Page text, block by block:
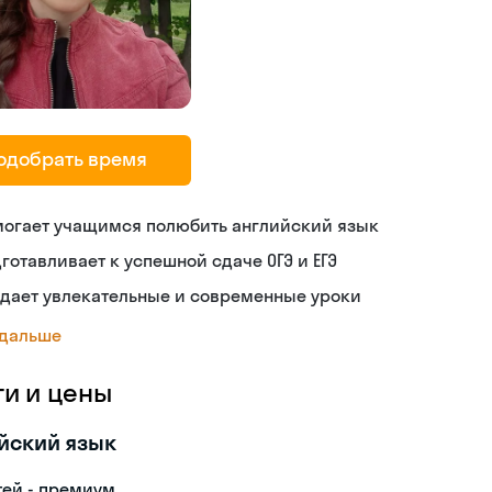
время
учащимся полюбить английский язык
к успешной сдаче ОГЭ и ЕГЭ
увлекательные и современные уроки
и цены
язык